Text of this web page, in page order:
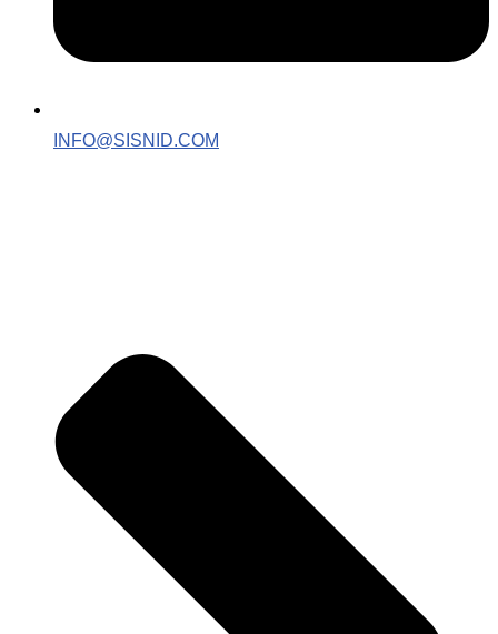
INFO@SISNID.COM